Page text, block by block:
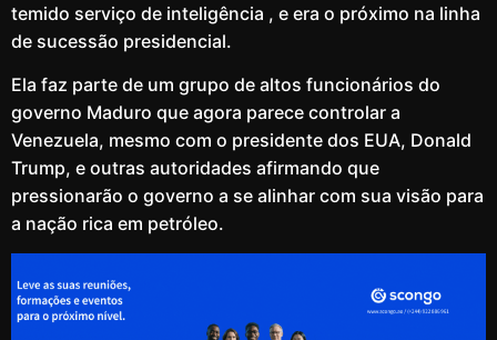
temido serviço de inteligência , e era o próximo na linha
de sucessão presidencial.
Ela faz parte de um grupo de altos funcionários do
governo Maduro que agora parece controlar a
Venezuela, mesmo com o presidente dos EUA, Donald
Trump, e outras autoridades afirmando que
pressionarão o governo a se alinhar com sua visão para
a nação rica em petróleo.